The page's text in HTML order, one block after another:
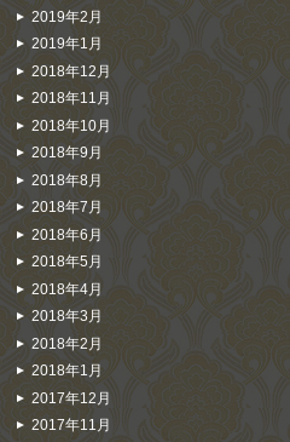
2019年2月
2019年1月
2018年12月
2018年11月
2018年10月
2018年9月
2018年8月
2018年7月
2018年6月
2018年5月
2018年4月
2018年3月
2018年2月
2018年1月
2017年12月
2017年11月